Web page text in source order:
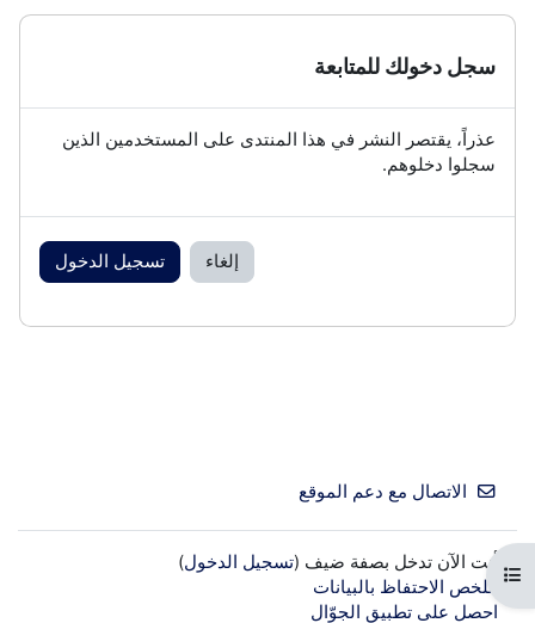
فتح فهرس المقرر
سجل دخولك للمتابعة
عذراً، يقتصر النشر في هذا المنتدى على المستخدمين الذين
سجلوا دخلوهم.
إلغاء تسجيل الدخول
الاتصال مع دعم الموقع
أنت الآن تدخل بصفة ضيف (تسجيل الدخول)
ملخص الاحتفاظ بالبيانات
احصل على تطبيق الجوّال